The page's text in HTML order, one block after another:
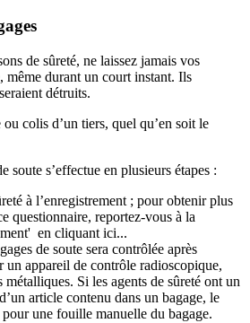
de sûreté, ne laissez jamais vos
même durant un court instant. Ils
détruits.
colis d’un tiers, quel qu’en soit le
soute s’effectue en plusieurs étapes :
à l’enregistrement ; pour obtenir plus
questionnaire, reportez-vous à la
en cliquant ici...
de soute sera contrôlée après
un appareil de contrôle radioscopique,
métalliques. Si les agents de sûreté ont un
article contenu dans un bagage, le
pour une fouille manuelle du bagage.